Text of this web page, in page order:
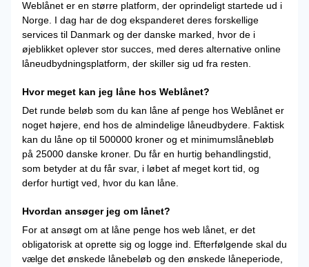
Weblånet er en større platform, der oprindeligt startede ud i
Norge. I dag har de dog ekspanderet deres forskellige
services til Danmark og der danske marked, hvor de i
øjeblikket oplever stor succes, med deres alternative online
låneudbydningsplatform, der skiller sig ud fra resten.
Hvor meget kan jeg låne hos Weblånet?
Det runde beløb som du kan låne af penge hos Weblånet er
noget højere, end hos de almindelige låneudbydere. Faktisk
kan du låne op til 500000 kroner og et minimumslånebløb
på 25000 danske kroner. Du får en hurtig behandlingstid,
som betyder at du får svar, i løbet af meget kort tid, og
derfor hurtigt ved, hvor du kan låne.
Hvordan ansøger jeg om lånet?
For at ansøgt om at låne penge hos web lånet, er det
obligatorisk at oprette sig og logge ind. Efterfølgende skal du
vælge det ønskede lånebeløb og den ønskede låneperiode,